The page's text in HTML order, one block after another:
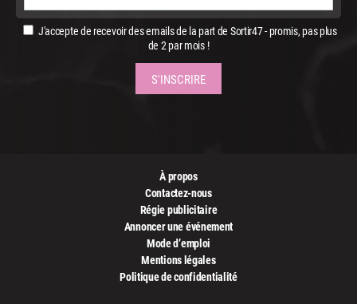
J'accepte de recevoir des emails de la part de Sortir47 - promis, pas plus
de 2 par mois !
À propos
Contactez-nous
Régie publicitaire
Annoncer une événement
Mode d’emploi
Mentions légales
Politique de confidentialité